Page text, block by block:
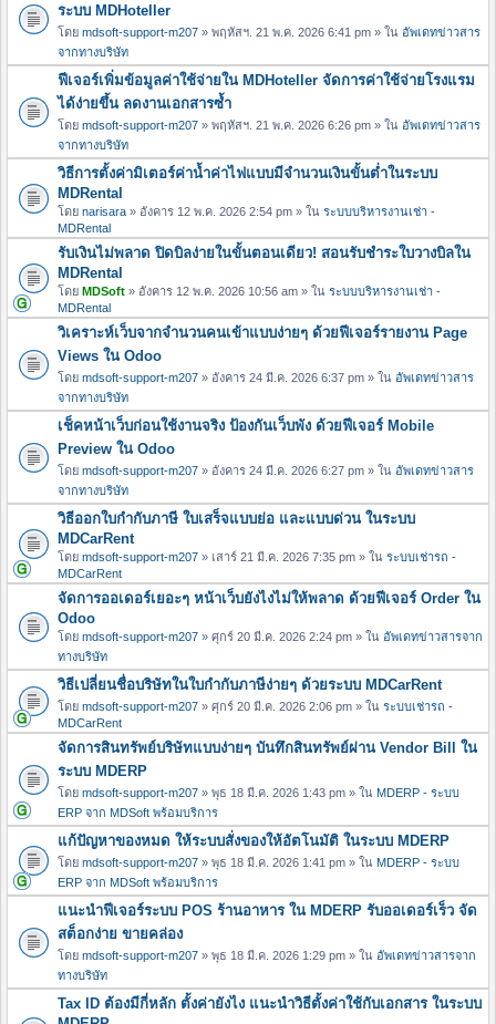
ระบบ MDHoteller
โดย mdsoft-support-m207 » พฤหัสฯ. 21 พ.ค. 2026 6:41 pm » ใน อัพเดทข่าวสาร
จากทางบริษัท
ฟีเจอร์เพิ่มข้อมูลค่าใช้จ่ายใน MDHoteller จัดการค่าใช้จ่ายโรงแรม
ได้ง่ายขึ้น ลดงานเอกสารซ้ำ
โดย mdsoft-support-m207 » พฤหัสฯ. 21 พ.ค. 2026 6:26 pm » ใน อัพเดทข่าวสาร
จากทางบริษัท
วิธีการตั้งค่ามิเตอร์ค่าน้ำค่าไฟแบบมีจำนวนเงินขั้นต่ำในระบบ
MDRental
โดย narisara » อังคาร 12 พ.ค. 2026 2:54 pm » ใน ระบบบริหารงานเช่า -
MDRental
รับเงินไม่พลาด ปิดบิลง่ายในขั้นตอนเดียว! สอนรับชำระใบวางบิลใน
MDRental
โดย MDSoft » อังคาร 12 พ.ค. 2026 10:56 am » ใน ระบบบริหารงานเช่า -
MDRental
วิเคราะห์เว็บจากจำนวนคนเข้าแบบง่ายๆ ด้วยฟีเจอร์รายงาน Page
Views ใน Odoo
โดย mdsoft-support-m207 » อังคาร 24 มี.ค. 2026 6:37 pm » ใน อัพเดทข่าวสาร
จากทางบริษัท
เช็คหน้าเว็บก่อนใช้งานจริง ป้องกันเว็บพัง ด้วยฟีเจอร์ Mobile
Preview ใน Odoo
โดย mdsoft-support-m207 » อังคาร 24 มี.ค. 2026 6:27 pm » ใน อัพเดทข่าวสาร
จากทางบริษัท
วิธีออกใบกำกับภาษี ใบเสร็จแบบย่อ และแบบด่วน ในระบบ
MDCarRent
โดย mdsoft-support-m207 » เสาร์ 21 มี.ค. 2026 7:35 pm » ใน ระบบเช่ารถ -
MDCarRent
จัดการออเดอร์เยอะๆ หน้าเว็บยังไงไม่ให้พลาด ด้วยฟีเจอร์ Order ใน
Odoo
โดย mdsoft-support-m207 » ศุกร์ 20 มี.ค. 2026 2:24 pm » ใน อัพเดทข่าวสารจาก
ทางบริษัท
วิธีเปลี่ยนชื่อบริษัทในใบกำกับภาษีง่ายๆ ด้วยระบบ MDCarRent
โดย mdsoft-support-m207 » ศุกร์ 20 มี.ค. 2026 2:06 pm » ใน ระบบเช่ารถ -
MDCarRent
จัดการสินทรัพย์บริษัทแบบง่ายๆ บันทึกสินทรัพย์ผ่าน Vendor Bill ใน
ระบบ MDERP
โดย mdsoft-support-m207 » พุธ 18 มี.ค. 2026 1:43 pm » ใน MDERP - ระบบ
ERP จาก MDSoft พร้อมบริการ
แก้ปัญหาของหมด ให้ระบบสั่งของให้อัตโนมัติ ในระบบ MDERP
โดย mdsoft-support-m207 » พุธ 18 มี.ค. 2026 1:41 pm » ใน MDERP - ระบบ
ERP จาก MDSoft พร้อมบริการ
แนะนำฟีเจอร์ระบบ POS ร้านอาหาร ใน MDERP รับออเดอร์เร็ว จัด
สต็อกง่าย ขายคล่อง
โดย mdsoft-support-m207 » พุธ 18 มี.ค. 2026 1:29 pm » ใน อัพเดทข่าวสารจาก
ทางบริษัท
Tax ID ต้องมีกี่หลัก ตั้งค่ายังไง แนะนำวิธีตั้งค่าใช้กับเอกสาร ในระบบ